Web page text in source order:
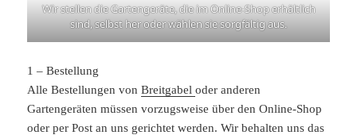
Wir stellen die Gartengeräte, die im Online-Shop erhältlich
sind, selbst her oder wählen sie sorgfältig aus.
1 – Bestellung
Alle Bestellungen vonBreitgabeloder anderen
Gartengeräten müssen vorzugsweise über den Online-Shop
oder per Post an uns gerichtet werden. Wir behalten uns das